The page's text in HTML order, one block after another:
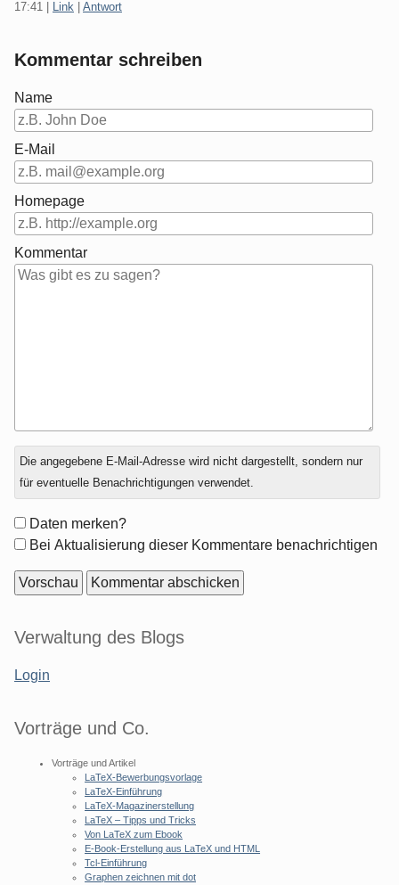
17:41 Link Antwort
Kommentar schreiben
Name
E-Mail
Homepage
Kommentar
Antwort
zu
Die angegebene E-Mail-Adresse wird nicht dargestellt, sondern nur
für eventuelle Benachrichtigungen verwendet.
Formular-
Optionen
Daten merken?
Bei Aktualisierung dieser Kommentare benachrichtigen
Seitenleiste
Verwaltung des Blogs
Login
Vorträge und Co.
Vorträge und Artikel
LaTeX-Bewerbungsvorlage
LaTeX-Einführung
LaTeX-Magazinerstellung
LaTeX – Tipps und Tricks
Von LaTeX zum Ebook
E-Book-Erstellung aus LaTeX und HTML
Tcl-Einführung
Graphen zeichnen mit dot